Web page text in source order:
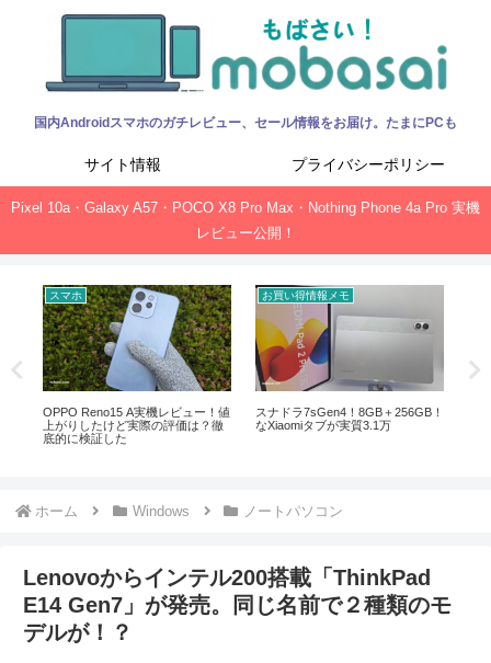
国内Androidスマホのガチレビュー、セール情報をお届け。たまにPCも
サイト情報 プライバシーポリシー
Pixel 10a・Galaxy A57・POCO X8 Pro Max・Nothing Phone 4a Pro 実機
レビュー公開！
スマホ
OPPO Reno15 A実機レビュー！値
上がりしたけど実際の評価は？徹
底的に検証した
お買い得情報メモ
スナドラ7sGen4！8GB＋256GB！
なXiaomiタブが実質3.1万
ホーム Windows ノートパソコン
Lenovoからインテル200搭載「ThinkPad
E14 Gen7」が発売。同じ名前で２種類のモ
デルが！？